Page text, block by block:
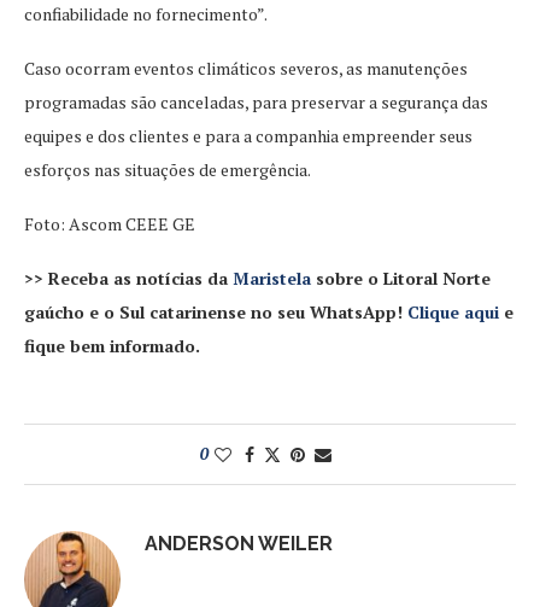
confiabilidade no fornecimento”.
Caso ocorram eventos climáticos severos, as manutenções
programadas são canceladas, para preservar a segurança das
equipes e dos clientes e para a companhia empreender seus
esforços nas situações de emergência.
Foto: Ascom CEEE GE
>> Receba as notícias da Maristela sobre o Litoral Norte
gaúcho e o Sul catarinense no seu WhatsApp! Clique aqui e
fique bem informado.
0
ANDERSON WEILER